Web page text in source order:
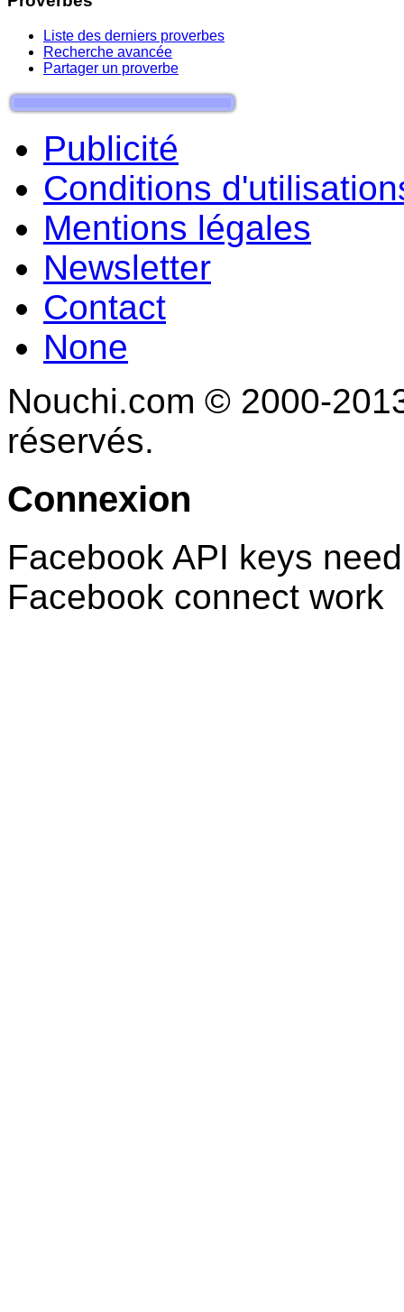
Liste des derniers proverbes
Recherche avancée
Partager un proverbe
Publicité
Conditions
Mentions légales
Newsletter
Contact
None
Nouchi.com © 2000-
réservés.
Connexion
Facebook API keys
Facebook connect work